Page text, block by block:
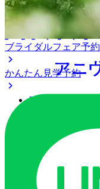
アクセス
ご列席の皆様へ
トピックス
ご予約・お問い合わせ
ブライダルフェア予約
かんたん見学予約